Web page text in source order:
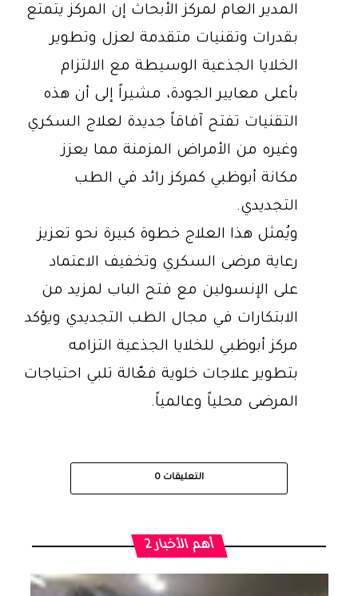
المدير العام لمركز الأبحاث إن المركز يتمتع
بقدرات وتقنيات متقدمة لعزل وتطوير
الخلايا الجذعية الوسيطة مع الالتزام
بأعلى معايير الجودة، مشيراً إلى أن هذه
التقنيات تفتح آفاقاً جديدة لعلاج السكري
وغيره من الأمراض المزمنة مما يعزز
مكانة أبوظبي كمركز رائد في الطب
التجديدي.
ويُمثل هذا العلاج خطوة كبيرة نحو تعزيز
رعاية مرضى السكري وتخفيف الاعتماد
على الإنسولين مع فتح الباب لمزيد من
الابتكارات في مجال الطب التجديدي ويؤكد
مركز أبوظبي للخلايا الجذعية التزامه
بتطوير علاجات خلوية فعّالة تلبي احتياجات
المرضى محلياً وعالمياً.
التعليقات 0
أهم الأخبار 2